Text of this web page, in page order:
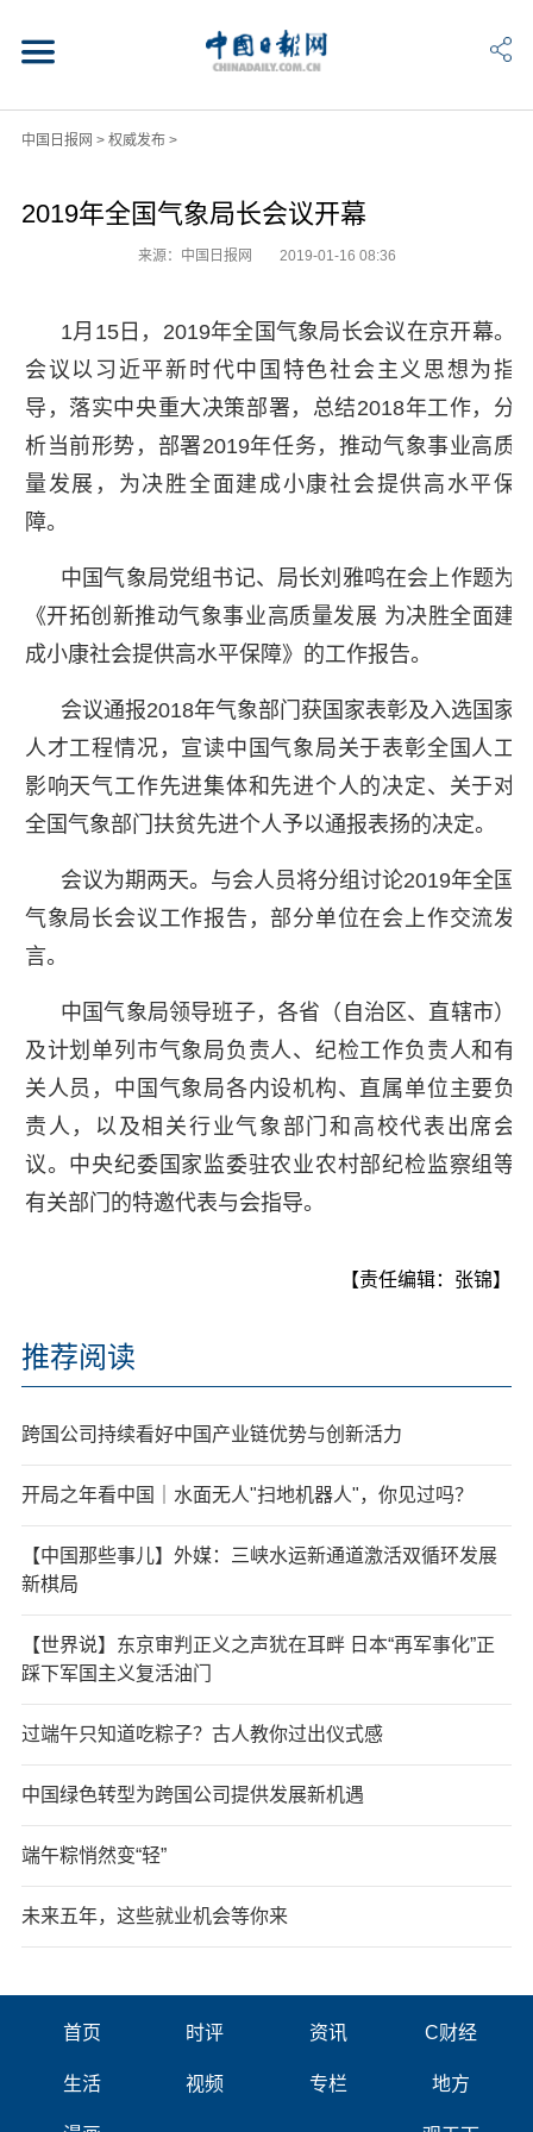
中国日报网 > 权威发布>
2019年全国气象局长会议开幕
来源：中国日报网 2019-01-16 08:36
1月15日，2019年全国气象局长会议在京开幕。
会议以习近平新时代中国特色社会主义思想为指
导，落实中央重大决策部署，总结2018年工作，分
析当前形势，部署2019年任务，推动气象事业高质
量发展，为决胜全面建成小康社会提供高水平保
障。
中国气象局党组书记、局长刘雅鸣在会上作题为
《开拓创新推动气象事业高质量发展 为决胜全面建
成小康社会提供高水平保障》的工作报告。
会议通报2018年气象部门获国家表彰及入选国家
人才工程情况，宣读中国气象局关于表彰全国人工
影响天气工作先进集体和先进个人的决定、关于对
全国气象部门扶贫先进个人予以通报表扬的决定。
会议为期两天。与会人员将分组讨论2019年全国
气象局长会议工作报告，部分单位在会上作交流发
言。
中国气象局领导班子，各省（自治区、直辖市）
及计划单列市气象局负责人、纪检工作负责人和有
关人员，中国气象局各内设机构、直属单位主要负
责人，以及相关行业气象部门和高校代表出席会
议。中央纪委国家监委驻农业农村部纪检监察组等
有关部门的特邀代表与会指导。
【责任编辑：张锦】
推荐阅读
跨国公司持续看好中国产业链优势与创新活力
开局之年看中国｜水面无人"扫地机器人"，你见过吗？
【中国那些事儿】外媒：三峡水运新通道激活双循环发展
新棋局
【世界说】东京审判正义之声犹在耳畔 日本“再军事化”正
踩下军国主义复活油门
过端午只知道吃粽子？古人教你过出仪式感
中国绿色转型为跨国公司提供发展新机遇
端午粽悄然变“轻”
未来五年，这些就业机会等你来
首页 时评 资讯 C财经
生活 视频 专栏 地方